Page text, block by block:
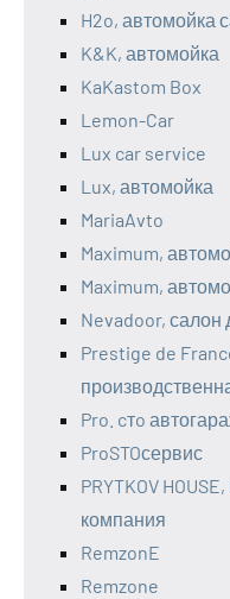
H2o, автомойка
K&K, автомойка
KaKastom Box
Lemon-Car
Lux car service
Lux, автомойка
MariaAvto
Maximum,
Maximum,
Nevadoor, салон
Prestige de
Pro. cтo
ProSTOсервис
PRYTKOV
компания
RemzonE
Remzone